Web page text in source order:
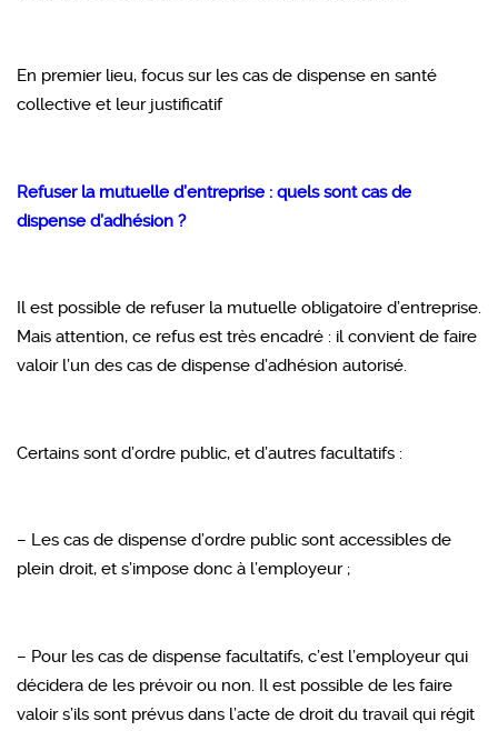
En premier lieu, focus sur les cas de dispense en santé
collective et leur justificatif
Refuser la mutuelle d’entreprise : quels sont cas de
dispense d’adhésion ?
Il est possible de refuser la mutuelle obligatoire d’entreprise.
Mais attention, ce refus est très encadré : il convient de faire
valoir l’un des cas de dispense d’adhésion autorisé.
Certains sont d’ordre public, et d’autres facultatifs :
– Les cas de dispense d’ordre public sont accessibles de
plein droit, et s’impose donc à l’employeur ;
– Pour les cas de dispense facultatifs, c’est l’employeur qui
décidera de les prévoir ou non. Il est possible de les faire
valoir s’ils sont prévus dans l’acte de droit du travail qui régit